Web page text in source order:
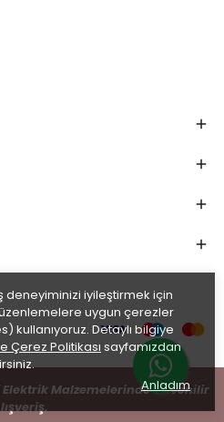
deneyiminizi iyileştirmek için
uygun çerezler
kullanıyoruz. Detaylı bilgiye
Çerez Politikası sayfamızdan
Anladım
Malzemelerinde Güvenilir